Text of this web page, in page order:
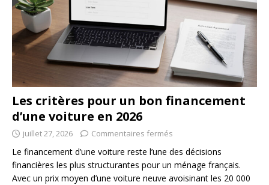
Les critères pour un bon financement
d’une voiture en 2026
juillet 27, 2026 Commentaires fermés
Le financement d’une voiture reste l’une des décisions
financières les plus structurantes pour un ménage français.
Avec un prix moyen d’une voiture neuve avoisinant les 20 000